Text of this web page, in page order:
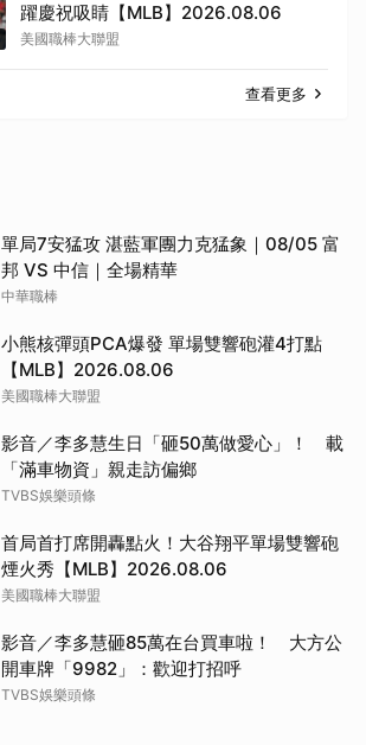
躍慶祝吸睛【MLB】2026.08.06
美國職棒大聯盟
查看更多
單局7安猛攻 湛藍軍團力克猛象｜08/05 富
邦 VS 中信｜全場精華
中華職棒
小熊核彈頭PCA爆發 單場雙響砲灌4打點
【MLB】2026.08.06
美國職棒大聯盟
影音／李多慧生日「砸50萬做愛心」！ 載
「滿車物資」親走訪偏鄉
TVBS娛樂頭條
首局首打席開轟點火！大谷翔平單場雙響砲
煙火秀【MLB】2026.08.06
美國職棒大聯盟
影音／李多慧砸85萬在台買車啦！ 大方公
開車牌「9982」：歡迎打招呼
TVBS娛樂頭條